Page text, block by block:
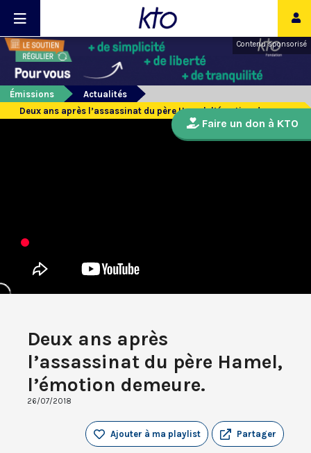
Contenu sponsorisé
Émissions
Actualités
Deux ans après l’assassinat du père Hamel, l’émotion demeure.
Deux ans après
l’assassinat du père Hamel,
l’émotion demeure.
26/07/2018
Partager
Ajouter à ma playlist
Faire un don à KTO